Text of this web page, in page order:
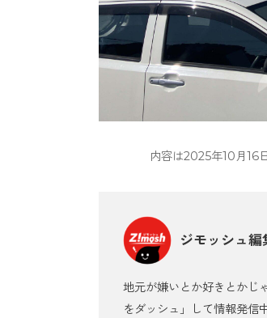
内容は2025年10月16
ジモッシュ編
地元が嫌いとか好きとかじ
をダッシュ」して情報発信